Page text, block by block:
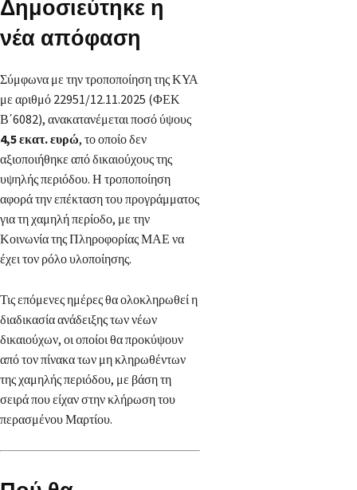
Δημοσιεύτηκε η
νέα απόφαση
Σύμφωνα με την τροποποίηση της ΚΥΑ
με αριθμό 22951/12.11.2025 (ΦΕΚ
Β΄6082), ανακατανέμεται ποσό ύψους
4,5 εκατ. ευρώ, το οποίο δεν
αξιοποιήθηκε από δικαιούχους της
υψηλής περιόδου. Η τροποποίηση
αφορά την επέκταση του προγράμματος
για τη χαμηλή περίοδο, με την
Κοινωνία της Πληροφορίας ΜΑΕ να
έχει τον ρόλο υλοποίησης.
Τις επόμενες ημέρες θα ολοκληρωθεί η
διαδικασία ανάδειξης των νέων
δικαιούχων, οι οποίοι θα προκύψουν
από τον πίνακα των μη κληρωθέντων
της χαμηλής περιόδου, με βάση τη
σειρά που είχαν στην κλήρωση του
περασμένου Μαρτίου.